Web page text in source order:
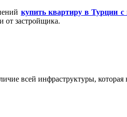
купить квартиру в Турции
от застройщика.
всей инфраструктуры,